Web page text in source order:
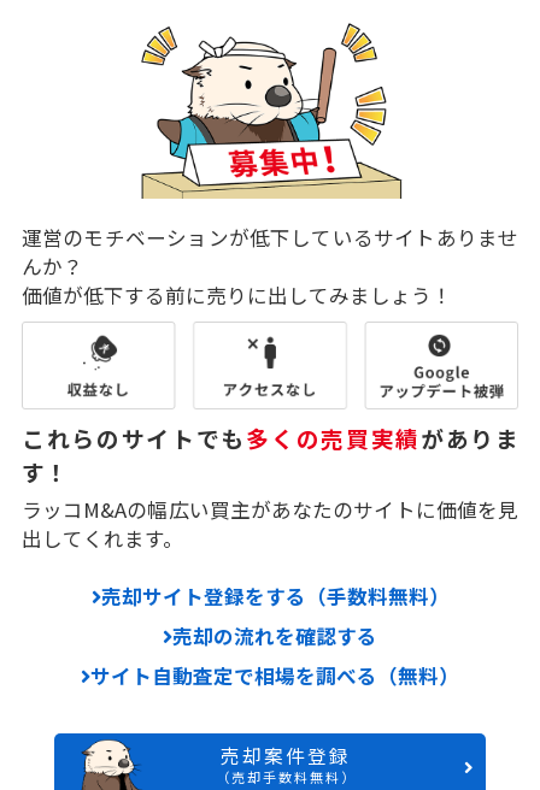
運営のモチベーションが低下しているサイトありませ
んか？
価値が低下する前に売りに出してみましょう！
これらのサイトでも多くの売買実績がありま
す！
ラッコM&Aの幅広い買主があなたのサイトに価値を見
出してくれます。
売却サイト登録をする（手数料無料）
売却の流れを確認する
サイト自動査定で相場を調べる（無料）
売却案件登録
（売却手数料無料）